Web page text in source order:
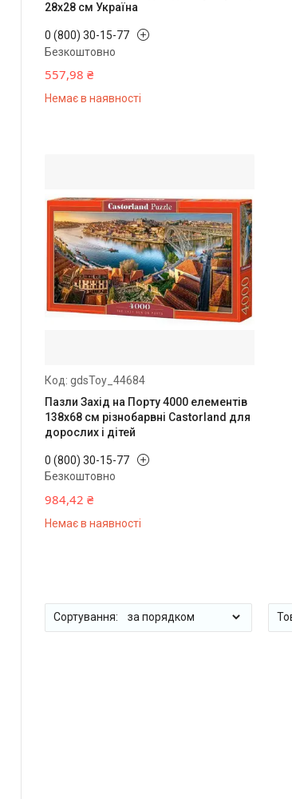
28х28 см Україна
0 (800) 30-15-77
Безкоштовно
557,98 ₴
Немає в наявності
gdsToy_44684
Пазли Захід на Порту 4000 елементів
138х68 см різнобарвні Castorland для
дорослих і дітей
0 (800) 30-15-77
Безкоштовно
984,42 ₴
Немає в наявності